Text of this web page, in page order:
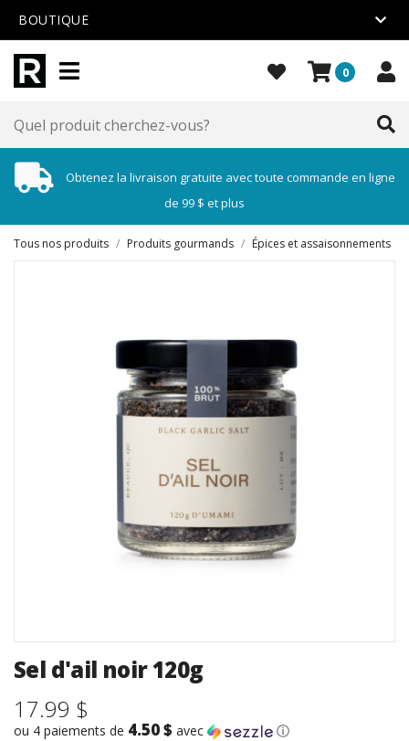
BOUTIQUE
0
Obtenez la livraison gratuite avec toute commande en ligne
de 99 $ et plus
Tous nos produits / Produits gourmands / Épices et assaisonnements
Sel d'ail noir 120g
17.99 $
ou 4 paiements de 4.50 $ avec
ⓘ